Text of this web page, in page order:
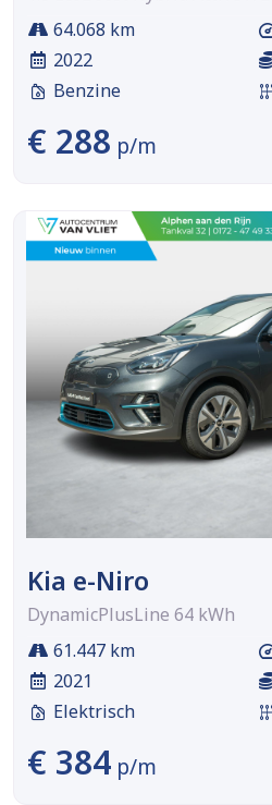
64.068 km
2022
Benzine
€ 288 p/m
Kia e-Niro
DynamicPlusLine 64 kWh
61.447 km
2021
Elektrisch
€ 384 p/m